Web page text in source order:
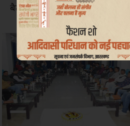
बैठक में भाग लिया।